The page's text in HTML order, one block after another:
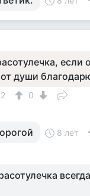
если
души
2
0
8 лет